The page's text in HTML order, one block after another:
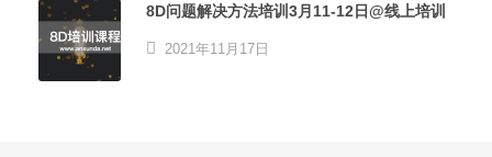
8D问题解决方法培训3月11-12日@线上培训
2021年11月17日